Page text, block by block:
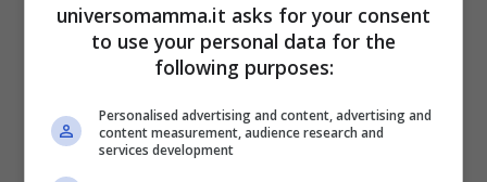
camminate è un buon esercizio ma
lui non pensa che possano indurre il
“Brevi camminate vanno
bene, ma non sono una fan delle
lunghe ed estenuanti camminate.
universomamma.it asks for your consent
to use your personal data for the
following purposes:
Personalised advertising and content, advertising and
content measurement, audience research and
services development